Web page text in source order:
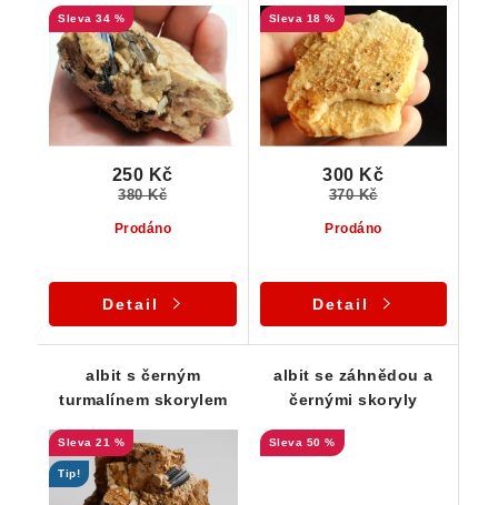
34 %
Prodáno
250 Kč
380 Kč
Detail
Dolní Bory
18 %
Prodáno
300 Kč
370 Kč
Detail
albit s černým
turmalínem skorylem
21 %
Tip!
albit se záhnědou a
černými skoryly
50 %